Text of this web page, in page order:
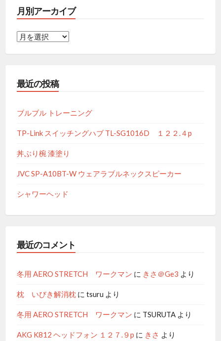
月別アーカイブ
月
カ
ブ
最近の投稿
ブルブル トレーニング
TP-Link スイッチングハブ TL-SG1016D １２２.４p
丼ぶり椀 漆塗り
JVC SP-A10BT-W ウェアラブルネックスピーカー
シャワーヘッド
最近のコメント
冬用 AERO STRETCH ワークマン に きさ＠Ge3 より
枕 いびき解消枕に tsuru より
冬用 AERO STRETCH ワークマン に TSURUTAより
AKG K812 ヘッドフォン １２７.９p に きさ より